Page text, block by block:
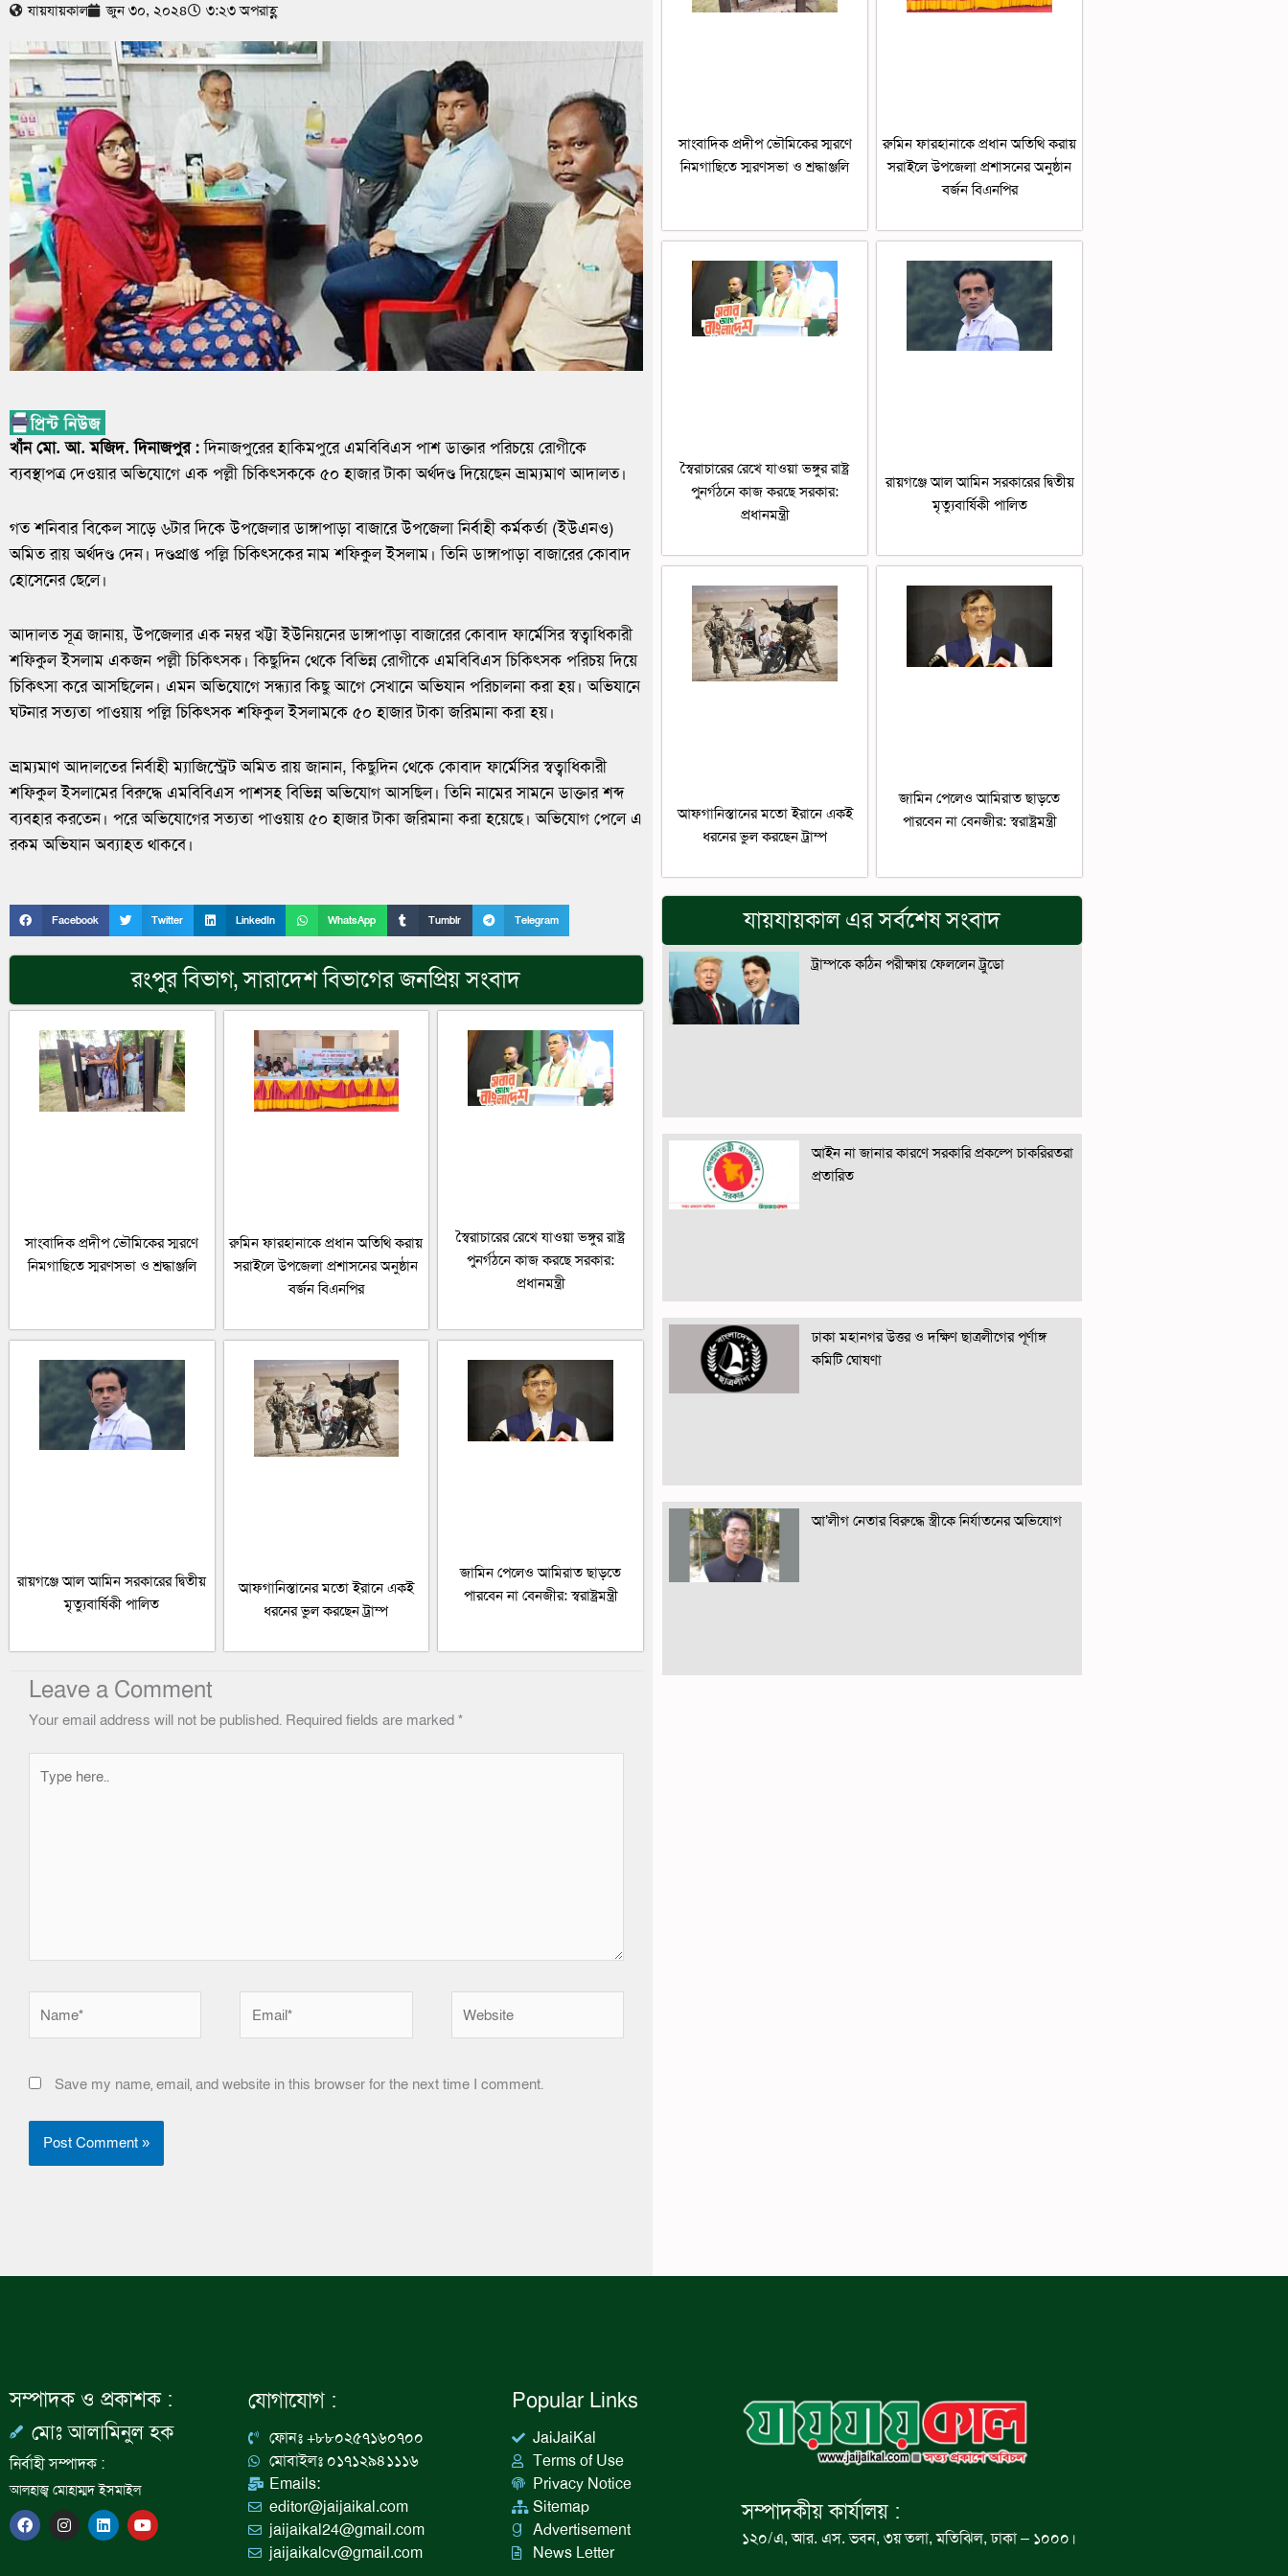
যায়যায়কাল জুন ৩০, ২০২৪ ৩:২৩ অপরাহ্ণ
খাঁন মো. আ. মজিদ. দিনাজপুর :দিনাজপুরের হাকিমপুরে এমবিবিএস পাশ ডাক্তার পরিচয়ে রোগীকে
ব্যবস্থাপত্র দেওয়ার অভিযোগে এক পল্লী চিকিৎসককে ৫০ হাজার টাকা অর্থদণ্ড দিয়েছেন ভ্রাম্যমাণ আদালত।
গত শনিবার বিকেল সাড়ে ৬টার দিকে উপজেলার ডাঙ্গাপাড়া বাজারে উপজেলা নির্বাহী কর্মকর্তা (ইউএনও)
অমিত রায় অর্থদণ্ড দেন। দণ্ডপ্রাপ্ত পল্লি চিকিৎসকের নাম শফিকুল ইসলাম। তিনি ডাঙ্গাপাড়া বাজারের কোবাদ
হোসেনের ছেলে।
আদালত সূত্র জানায়, উপজেলার এক নম্বর খট্টা ইউনিয়নের ডাঙ্গাপাড়া বাজারের কোবাদ ফার্মেসির স্বত্বাধিকারী
শফিকুল ইসলাম একজন পল্লী চিকিৎসক। কিছুদিন থেকে বিভিন্ন রোগীকে এমবিবিএস চিকিৎসক পরিচয় দিয়ে
চিকিৎসা করে আসছিলেন। এমন অভিযোগে সন্ধ্যার কিছু আগে সেখানে অভিযান পরিচালনা করা হয়। অভিযানে
ঘটনার সত্যতা পাওয়ায় পল্লি চিকিৎসক শফিকুল ইসলামকে ৫০ হাজার টাকা জরিমানা করা হয়।
ভ্রাম্যমাণ আদালতের নির্বাহী ম্যাজিস্ট্রেট অমিত রায় জানান, কিছুদিন থেকে কোবাদ ফার্মেসির স্বত্বাধিকারী
শফিকুল ইসলামের বিরুদ্ধে এমবিবিএস পাশসহ বিভিন্ন অভিযোগ আসছিল। তিনি নামের সামনে ডাক্তার শব্দ
ব্যবহার করতেন। পরে অভিযোগের সত্যতা পাওয়ায় ৫০ হাজার টাকা জরিমানা করা হয়েছে। অভিযোগ পেলে এ
রকম অভিযান অব্যাহত থাকবে।
Facebook Twitter LinkedIn WhatsApp Tumblr Telegram
রংপুর বিভাগ,সারাদেশবিভাগের জনপ্রিয় সংবাদ
সাংবাদিক প্রদীপ ভৌমিকের স্মরণে
নিমগাছিতে স্মরণসভা ও শ্রদ্ধাঞ্জলি
রুমিন ফারহানাকে প্রধান অতিথি করায়
সরাইলে উপজেলা প্রশাসনের অনুষ্ঠান
বর্জন বিএনপির
স্বৈরাচারের রেখে যাওয়া ভঙ্গুর রাষ্ট্র
পুনর্গঠনে কাজ করছে সরকার:
প্রধানমন্ত্রী
রায়গঞ্জে আল আমিন সরকারের দ্বিতীয়
মৃত্যুবার্ষিকী পালিত
আফগানিস্তানের মতো ইরানে একই
ধরনের ভুল করছেন ট্রাম্প
জামিন পেলেও আমিরাত ছাড়তে
পারবেন না বেনজীর: স্বরাষ্ট্রমন্ত্রী
Leave a Comment
Your email address will not be published. Required fields are marked *
here..
Save my name, email, and website in this browser for the next time I comment.
সাংবাদিক প্রদীপ ভৌমিকের স্মরণে
নিমগাছিতে স্মরণসভা ও শ্রদ্ধাঞ্জলি
রুমিন ফারহানাকে প্রধান অতিথি করায়
সরাইলে উপজেলা প্রশাসনের অনুষ্ঠান
বর্জন বিএনপির
স্বৈরাচারের রেখে যাওয়া ভঙ্গুর রাষ্ট্র
পুনর্গঠনে কাজ করছে সরকার:
প্রধানমন্ত্রী
রায়গঞ্জে আল আমিন সরকারের দ্বিতীয়
মৃত্যুবার্ষিকী পালিত
আফগানিস্তানের মতো ইরানে একই
ধরনের ভুল করছেন ট্রাম্প
জামিন পেলেও আমিরাত ছাড়তে
পারবেন না বেনজীর: স্বরাষ্ট্রমন্ত্রী
যায়যায়কাল এর সর্বশেষ সংবাদ
ট্রাম্পকে কঠিন পরীক্ষায় ফেললেন ট্রুডো
আইন না জানার কারণে সরকারি প্রকল্পে চাকরিরতরা
প্রতারিত
ঢাকা মহানগর উত্তর ও দক্ষিণ ছাত্রলীগের পূর্ণাঙ্গ
কমিটি ঘোষণা
আ’লীগ নেতার বিরুদ্ধে স্ত্রীকে নির্যাতনের অভিযোগ
সম্পাদক ও প্রকাশক :
মোঃ আলামিনুল হক
নির্বাহী সম্পাদক :
আলহাজ্ব মোহাম্মদ ইসমাইল
F
a
c
I
n
s
L
i
n
Y
o
u
যোগাযোগ :
ফোনঃ +৮৮০২৫৭১৬০৭০০
মোবাইলঃ ০১৭১২৯৪১১১৬
Emails:
editor@jaijaikal.com
jaijaikal24@gmail.com
jaijaikalcv@gmail.com
Popular Links
JaiJaiKal
Terms of Use
Privacy Notice
Sitemap
Advertisement
News Letter
সম্পাদকীয় কার্যালয় :
১২০/এ, আর. এস. ভবন, ৩য় তলা, মতিঝিল, ঢাকা – ১০০০।